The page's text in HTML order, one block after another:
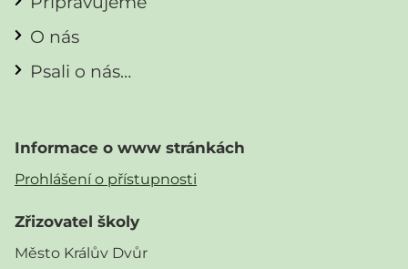
O nás
Psali o nás…
Informace o www stránkách
Prohlášení o přístupnosti
Zřizovatel školy
Město Králův Dvůr